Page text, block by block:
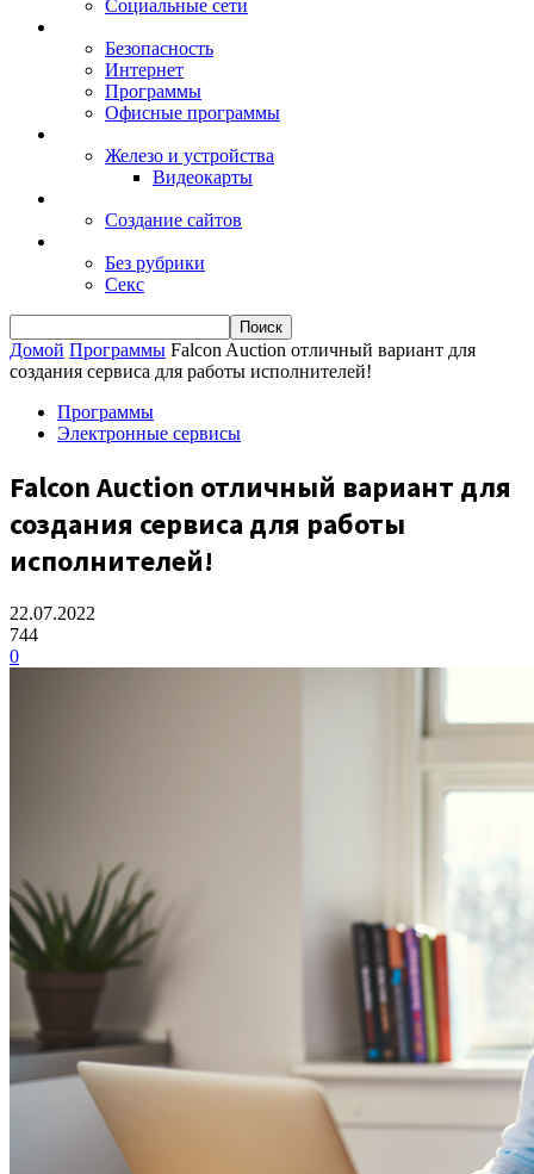
Социальные сети
Безопасность
Интернет
Программы
Офисные программы
Железо и устройства
Видеокарты
Создание сайтов
Без рубрики
Секс
Домой Программы Falcon Auction отличный вариант для
создания сервиса для работы исполнителей!
Программы
Электронные сервисы
Falcon Auction отличный вариант для
создания сервиса для работы
исполнителей!
22.07.2022
744
0